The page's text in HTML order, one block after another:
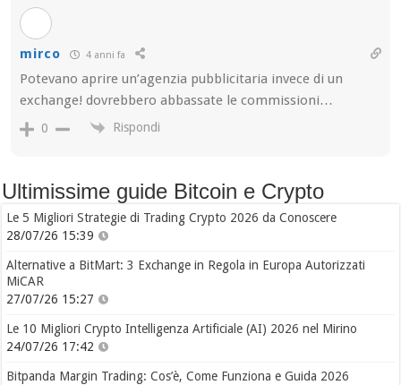
mirco 4 anni fa
Potevano aprire un’agenzia pubblicitaria invece di un
exchange! dovrebbero abbassate le commissioni…
0 Rispondi
Ultimissime guide Bitcoin e Crypto
Le 5 Migliori Strategie di Trading Crypto 2026 da Conoscere
28/07/26 15:39
Alternative a BitMart: 3 Exchange in Regola in Europa Autorizzati
MiCAR
27/07/26 15:27
Le 10 Migliori Crypto Intelligenza Artificiale (AI) 2026 nel Mirino
24/07/26 17:42
Bitpanda Margin Trading: Cos’è, Come Funziona e Guida 2026